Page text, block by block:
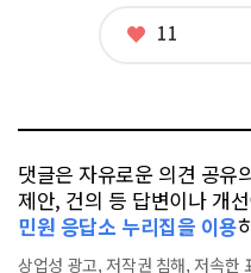
좋
11
댓글은 자유로운 의견 공유
제안, 건의 등 답변이나 개
민원 응답소 누리집을 이용
상업성 광고, 저작권 침해, 저속한